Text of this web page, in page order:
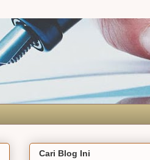
Cari Blog Ini